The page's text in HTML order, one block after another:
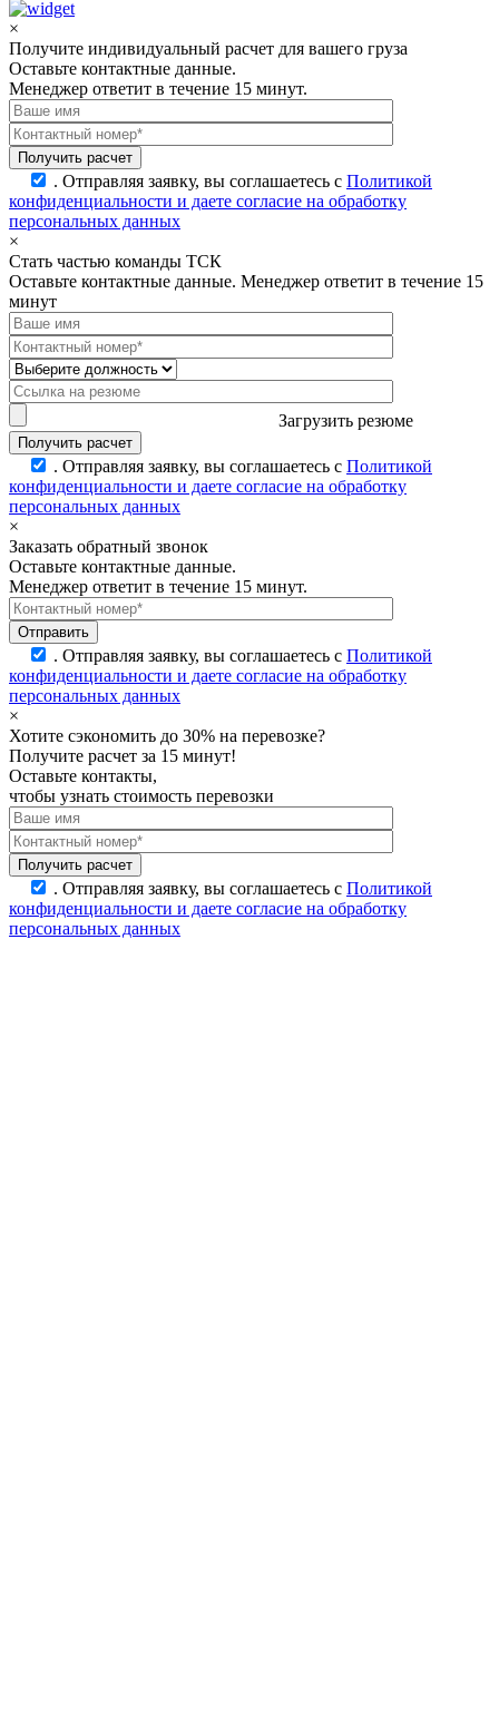
×
Получите индивидуальный расчет для вашего груза
Оставьте контактные данные.
Менеджер ответит в течение 15 минут.
. Отправляя заявку, вы соглашаетесь с Политикой
конфиденциальности и даете согласие на обработку
персональных данных
×
Стать частью команды ТСК
Оставьте контактные данные. Менеджер ответит в течение 15
минут
Загрузить резюме
. Отправляя заявку, вы соглашаетесь с Политикой
конфиденциальности и даете согласие на обработку
персональных данных
×
Заказать обратный звонок
Оставьте контактные данные.
Менеджер ответит в течение 15 минут.
. Отправляя заявку, вы соглашаетесь с Политикой
конфиденциальности и даете согласие на обработку
персональных данных
×
Хотите сэкономить до 30% на перевозке?
Получите расчет за 15 минут!
Оставьте контакты,
чтобы узнать стоимость перевозки
. Отправляя заявку, вы соглашаетесь с Политикой
конфиденциальности и даете согласие на обработку
персональных данных